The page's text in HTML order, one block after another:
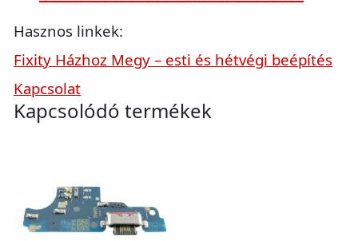
Hasznos linkek:
Fixity Házhoz Megy – esti és hétvégi beépítés
Kapcsolat
Kapcsolódó termékek